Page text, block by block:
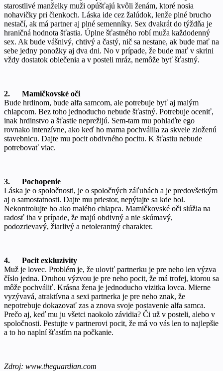
starostlivé manželky muži opúšťajú kvôli ženám, ktoré nosia
nohavičky pri členkoch. Láska ide cez žalúdok, lenže plné brucho
nestačí, ak má partner aj plné semenníky. Sex dvakrát do týždňa je
hraničná hodnota šťastia. Úplne šťastného robí muža každodenný
sex. Ak bude vášnivý, chtivý a častý, nič sa nestane, ak bude mať na
sebe jedny ponožky aj dva dni. No v prípade, že bude mať v skrini
vždy dostatok oblečenia a v posteli mráz, nemôže byť šťastný.
2. Mamičkovské oči
Bude hrdinom, bude alfa samcom, ale potrebuje byť aj malým
chlapcom. Bez toho jednoducho nebude šťastný. Potrebuje oceniť,
inak hrdinstvo a šťastie neprežijú. Sem-tam mu pohlaďte ego
rovnako intenzívne, ako keď ho mama pochválila za skvele zloženú
stavebnicu. Dajte mu pocit obdivného pocitu. K šťastiu nebude
potrebovať viac.
3. Pochopenie
Láska je o spoločnosti, je o spoločných záľubách a je predovšetkým
aj o samostatnosti. Dajte mu priestor, nepýtajte sa kde bol.
Nekontrolujte ho ako malého chlapca. Mamičkovské oči slúžia na
radosť iba v prípade, že majú obdivný a nie skúmavý,
podozrievavý, žiarlivý a netolerantný charakter.
4. Pocit exkluzivity
Muž je lovec. Problém je, že uloviť partnerku je pre neho len výzva
číslo jedna. Druhou výzvou je pre neho pocit, že má trofej, ktorou sa
môže pochváliť. Krásna žena je jednoducho vizitka lovca. Mierne
vyzývavá, atraktívna a sexi partnerka je pre neho znak, že
nepotrebuje dokazovať zas a znova svoje postavenie alfa samca.
Prečo aj, keď mu ju všetci naokolo závidia? Či už v posteli, alebo v
spoločnosti. Pestujte v partnerovi pocit, že má vo vás len to najlepšie
a to ho naplní šťastím na počkanie.
Zdroj: www.theguardian.com